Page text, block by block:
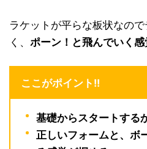
ラケットが平らな板状なの
く、 ポーン！と飛んでいく
ここがポイント!!
基礎からスタートする
正しいフォームと、ボ